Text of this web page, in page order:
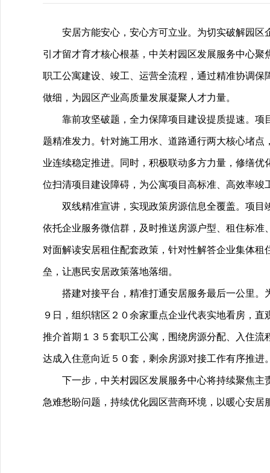
安居方能安心，安心方可立业。为切实破解园
引才留才育才核心根基，中关村园区发展服务中心
职工公寓建设、竣工、运营全流程，通过精准协调
做细，为园区产业高质量发展凝聚人才力量。
靠前攻坚破题，全力保障项目建设提质提速。
题精准发力。针对施工用水、道路通行两大核心堵
业连续稳定推进。同时，积极联动多方力量，修缮
位扫清项目建设障碍，为公寓项目高标准、高效率竣
双线精准宣讲，实现政策房源信息全覆盖。项
依托企业服务微信群，及时推送房源户型、租住标
对面解读安居租住配套政策，针对性解答企业集体
垒，让惠民安居政策落地落细。
搭建对接平台，精准打通安居服务最后一公里
９日，组织辖区２０余家重点企业代表实地看房，
推介首期１３５套职工公寓，围绕房源分配、入住
达成入住意向近５０套，剩余房源对接工作有序推进
下一步，中关村园区发展服务中心将持续聚焦
急难愁盼问题，持续优化园区营商环境，以暖心安